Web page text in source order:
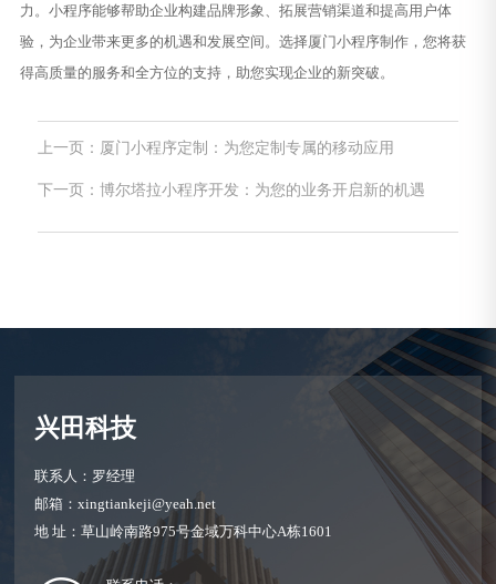
力。小程序能够帮助企业构建品牌形象、拓展营销渠道和提高用户体
验，为企业带来更多的机遇和发展空间。选择厦门小程序制作，您将获
得高质量的服务和全方位的支持，助您实现企业的新突破。
上一页：厦门小程序定制：为您定制专属的移动应用
下一页：博尔塔拉小程序开发：为您的业务开启新的机遇
兴田科技
联系人：罗经理
邮箱：xingtiankeji@yeah.net
地 址：草山岭南路975号金域万科中心A栋1601